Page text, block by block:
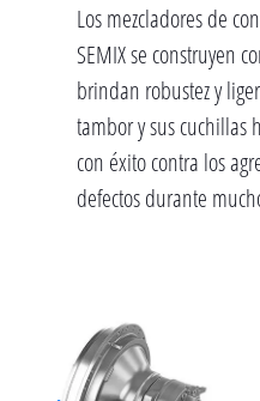
Los mezcladores de
SEMIX se construyen
brindan robustez y
tambor y sus cuchillas
con éxito contra los
defectos durante